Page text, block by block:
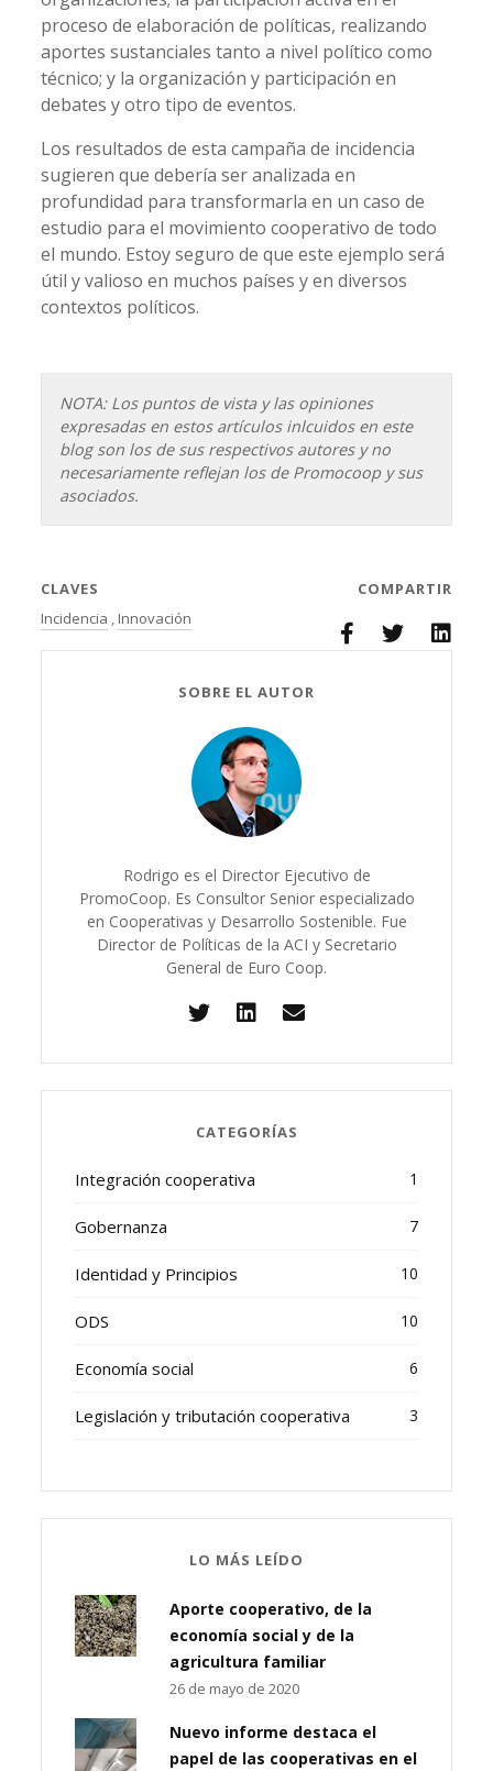
proceso de elaboración de políticas, realizando
aportes sustanciales tanto a nivel político como
técnico; y la organización y participación en
debates y otro tipo de eventos.
Los resultados de esta campaña de incidencia
sugieren que debería ser analizada en
profundidad para transformarla en un caso de
estudio para el movimiento cooperativo de todo
el mundo. Estoy seguro de que este ejemplo será
útil y valioso en muchos países y en diversos
contextos políticos.
NOTA: Los puntos de vista y las opiniones
expresadas en estos artículos inlcuidos en este
blog son los de sus respectivos autores y no
necesariamente reflejan los de Promocoop y sus
asociados.
CLAVES
Incidencia , Innovación
COMPARTIR
SOBRE EL AUTOR
Rodrigo es el Director Ejecutivo de
PromoCoop. Es Consultor Senior especializado
en Cooperativas y Desarrollo Sostenible. Fue
Director de Políticas de la ACI y Secretario
General de Euro Coop.
CATEGORÍAS
Integración cooperativa 1
Gobernanza 7
Identidad y Principios 10
ODS 10
Economía social 6
Legislación y tributación cooperativa 3
LO MÁS LEÍDO
Aporte cooperativo, de la
economía social y de la
agricultura familiar
26 de mayo de 2020
Nuevo informe destaca el
papel de las cooperativas en el